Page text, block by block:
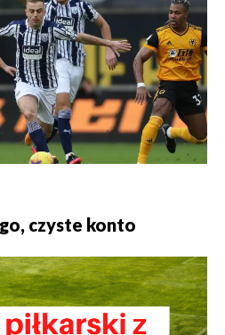
czyste konto